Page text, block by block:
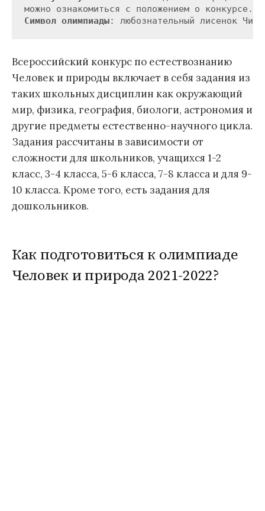
Символ олимпиады
Всероссийский конкурс по естествознанию
Человек и природы включает в себя задания из
таких школьных дисциплин как окружающий
мир, физика, география, биологи, астрономия и
другие предметы естественно-научного цикла.
Задания расcчитаны в зависимости от
сложности для школьников, учащихся 1-2
класс, 3-4 класса, 5-6 класса, 7-8 класса и для 9-
10 класса. Кроме того, есть задания для
дошкольников.
Как подготовиться к олимпиаде
Человек и природа 2021-2022?